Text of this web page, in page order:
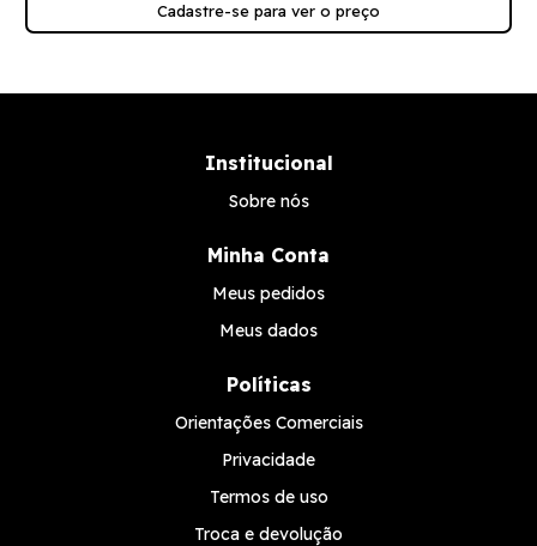
Cadastre-se para ver o preço
Institucional
Sobre nós
Minha Conta
Meus pedidos
Meus dados
Políticas
Orientações Comerciais
Privacidade
Termos de uso
Troca e devolução